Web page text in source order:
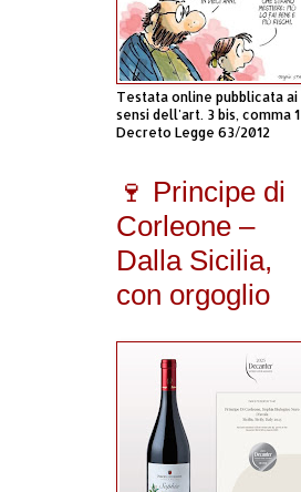
Testata online pubblicata ai
sensi dell'art. 3 bis, comma 1
Decreto Legge 63/2012
🍷 Principe di
Corleone –
Dalla Sicilia,
con orgoglio